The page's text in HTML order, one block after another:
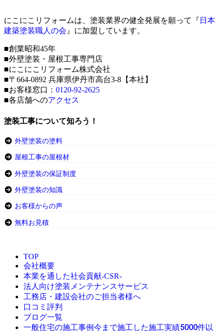
にこにこリフォームは、塗装業界の健全発展を願って『 日本
建築塗装職人の会 』に加盟しています。
■創業昭和45年
■外壁塗装・屋根工事専門店
■にこにこリフォーム株式会社
■〒664-0892 兵庫県伊丹市高台3-8【本社】
■お客様窓口： 0120-92-2625
■各店舗へのアクセス
塗装工事について知ろう！
外壁塗装の塗料
屋根工事の屋根材
外壁塗装の保証制度
外壁塗装の知識
お客様からの声
無料お見積
TOP
会社概要
本業を通した社会貢献-CSR-
法人向け塗装メンテナンスサービス
工務店・建設会社のご担当者様へ
口コミ評判
ブログ一覧
一般住宅の施工事例今まで施工した施工実績5000件以